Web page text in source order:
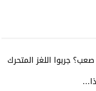
جربوا اللغز المتحرك